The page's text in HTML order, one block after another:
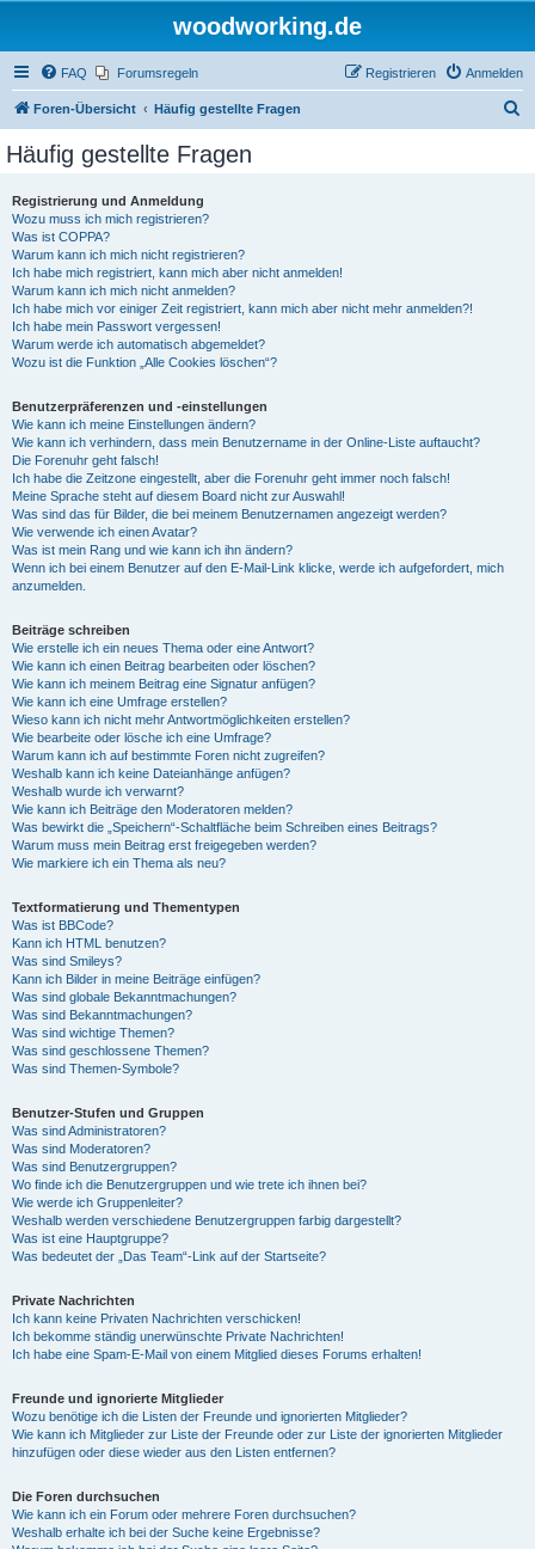
woodworking.de
FAQ Forumsregeln Anmelden
Registrieren
Foren-Übersicht Häufig gestellte Fragen
Häufig gestellte Fragen
Registrierung und Anmeldung
Wozu muss ich mich registrieren?
Was ist COPPA?
Warum kann ich mich nicht registrieren?
Ich habe mich registriert, kann mich aber nicht anmelden!
Warum kann ich mich nicht anmelden?
Ich habe mich vor einiger Zeit registriert, kann mich aber nicht mehr anmelden?!
Ich habe mein Passwort vergessen!
Warum werde ich automatisch abgemeldet?
Wozu ist die Funktion „Alle Cookies löschen“?
Benutzerpräferenzen und -einstellungen
Wie kann ich meine Einstellungen ändern?
Wie kann ich verhindern, dass mein Benutzername in der Online-Liste auftaucht?
Die Forenuhr geht falsch!
Ich habe die Zeitzone eingestellt, aber die Forenuhr geht immer noch falsch!
Meine Sprache steht auf diesem Board nicht zur Auswahl!
Was sind das für Bilder, die bei meinem Benutzernamen angezeigt werden?
Wie verwende ich einen Avatar?
Was ist mein Rang und wie kann ich ihn ändern?
Wenn ich bei einem Benutzer auf den E-Mail-Link klicke, werde ich aufgefordert, mich
anzumelden.
Beiträge schreiben
Wie erstelle ich ein neues Thema oder eine Antwort?
Wie kann ich einen Beitrag bearbeiten oder löschen?
Wie kann ich meinem Beitrag eine Signatur anfügen?
Wie kann ich eine Umfrage erstellen?
Wieso kann ich nicht mehr Antwortmöglichkeiten erstellen?
Wie bearbeite oder lösche ich eine Umfrage?
Warum kann ich auf bestimmte Foren nicht zugreifen?
Weshalb kann ich keine Dateianhänge anfügen?
Weshalb wurde ich verwarnt?
Wie kann ich Beiträge den Moderatoren melden?
Was bewirkt die „Speichern“-Schaltfläche beim Schreiben eines Beitrags?
Warum muss mein Beitrag erst freigegeben werden?
Wie markiere ich ein Thema als neu?
Textformatierung und Thementypen
Was ist BBCode?
Kann ich HTML benutzen?
Was sind Smileys?
Kann ich Bilder in meine Beiträge einfügen?
Was sind globale Bekanntmachungen?
Was sind Bekanntmachungen?
Was sind wichtige Themen?
Was sind geschlossene Themen?
Was sind Themen-Symbole?
Benutzer-Stufen und Gruppen
Was sind Administratoren?
Was sind Moderatoren?
Was sind Benutzergruppen?
Wo finde ich die Benutzergruppen und wie trete ich ihnen bei?
Wie werde ich Gruppenleiter?
Weshalb werden verschiedene Benutzergruppen farbig dargestellt?
Was ist eine Hauptgruppe?
Was bedeutet der „Das Team“-Link auf der Startseite?
Private Nachrichten
Ich kann keine Privaten Nachrichten verschicken!
Ich bekomme ständig unerwünschte Private Nachrichten!
Ich habe eine Spam-E-Mail von einem Mitglied dieses Forums erhalten!
Freunde und ignorierte Mitglieder
Wozu benötige ich die Listen der Freunde und ignorierten Mitglieder?
Wie kann ich Mitglieder zur Liste der Freunde oder zur Liste der ignorierten Mitglieder
hinzufügen oder diese wieder aus den Listen entfernen?
Die Foren durchsuchen
Wie kann ich ein Forum oder mehrere Foren durchsuchen?
Weshalb erhalte ich bei der Suche keine Ergebnisse?